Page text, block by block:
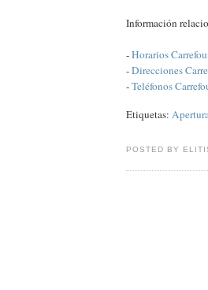
Información
-Horarios
-Direcciones
-Teléfonos
Etiquetas:
POSTED BY